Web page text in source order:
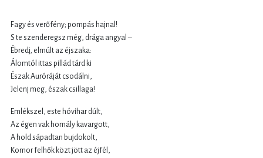
Fagy és verőfény; pompás hajnal!
S te szenderegsz még, drága angyal –
Ébredj, elmúlt az éjszaka:
Álomtól ittas pillád tárd ki
Észak Auróráját csodálni,
Jelenj meg, észak csillaga!
Emlékszel, este hóvihar dúlt,
Az égen vak homály kavargott,
A hold sápadtan bujdokolt,
Komor felhők közt jött az éjfél,